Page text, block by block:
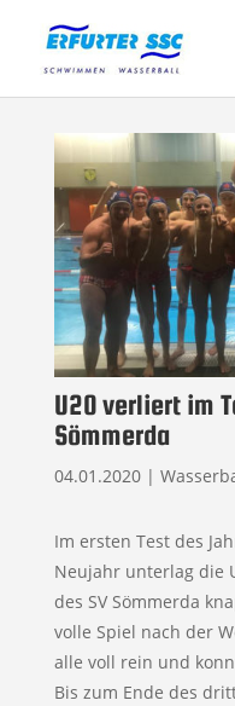
U20 verliert im
Sömmerda
04.01.2020|
Im ersten Test des
Neujahr unterlag die
des SV Sömmerda
volle Spiel nach der
alle voll rein und
Bis zum Ende des